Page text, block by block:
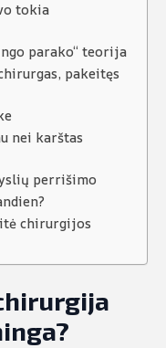
tokia
parako“ teorija
pakeitęs
nei karštas
perrišimo
chirurgijos